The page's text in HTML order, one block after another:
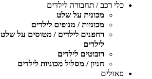
כלי רכב / תחבורה לילדים
מכונית על שלט
מכוניות / מנופים לילדים
רחפנים לילדים / מטוסים על שלט
לילדים
רובוטים לילדים
חניון / מסלול מכוניות לילדים
פאזלים